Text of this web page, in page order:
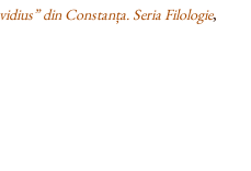
din Constanța. Seria Filologie,